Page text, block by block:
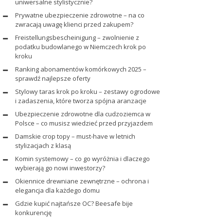
uniwersalne stylistycznie?
Prywatne ubezpieczenie zdrowotne – na co
zwracają uwagę klienci przed zakupem?
Freistellungsbescheinigung – zwolnienie z
podatku budowlanego w Niemczech krok po
kroku
Ranking abonamentów komórkowych 2025 –
sprawdź najlepsze oferty
Stylowy taras krok po kroku – zestawy ogrodowe
i zadaszenia, które tworza spójna aranzacje
Ubezpieczenie zdrowotne dla cudzoziemca w
Polsce – co musisz wiedzieć przed przyjazdem
Damskie crop topy – must-have w letnich
stylizacjach z klasą
Komin systemowy – co go wyróżnia i dlaczego
wybierają go nowi inwestorzy?
Okiennice drewniane zewnętrzne – ochrona i
elegancja dla każdego domu
Gdzie kupić najtańsze OC? Beesafe bije
konkurencję